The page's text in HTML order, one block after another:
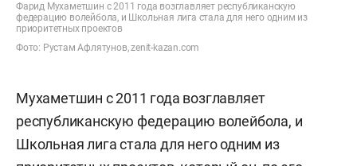
Фарид Мухаметшин с 2011 года возглавляет республиканскую
федерацию волейбола, и Школьная лига стала для него одним из
приоритетных проектов
Фото: Рустам Афлятунов, zenit-kazan.com
Мухаметшин с 2011 года возглавляет
республиканскую федерацию волейбола, и
Школьная лига стала для него одним из